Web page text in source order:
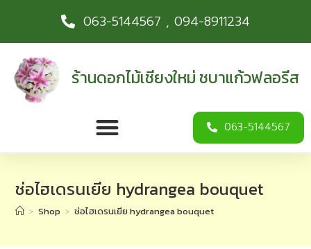
063-5144567 , 094-8911234
ร้านดอกไม้เชียงใหม่ ชบาแก้วฟลอรีส
063-5144567
ช่อไฮเดรนเยีย hydrangea bouquet
> Shop > ช่อไฮเดรนเยีย hydrangea bouquet